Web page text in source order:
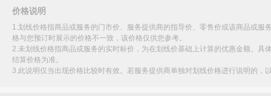
价格说明
1.划线价格指商品或服务的门市价、服务提供商的指导价、零售价或该商品或
格与您预订时展示的价格不一致，该价格仅供您参考。
2.未划线价格指商品或服务的实时标价，为在划线价基础上计算的优惠金额。
结算价格为准。
3.此说明仅当出现价格比较时有效。若服务提供商单独对划线价格进行说明的